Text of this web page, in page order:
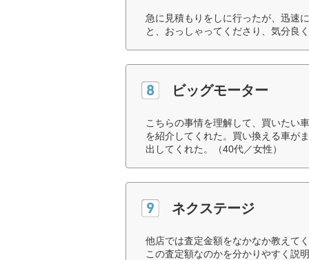
急に見積もりをしに行ったが、迅速
と、おっしゃってくださり、気分良
ビッグモーター
こちらの事情を理解して、買いたい
を紹介してくれた。買い換える車が
出してくれた。（40代／女性）
ネクステージ
他店では査定金額をなかなか教えて
この査定額なのかを分かりやすく説